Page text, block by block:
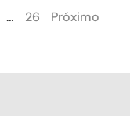
… 26 Próximo